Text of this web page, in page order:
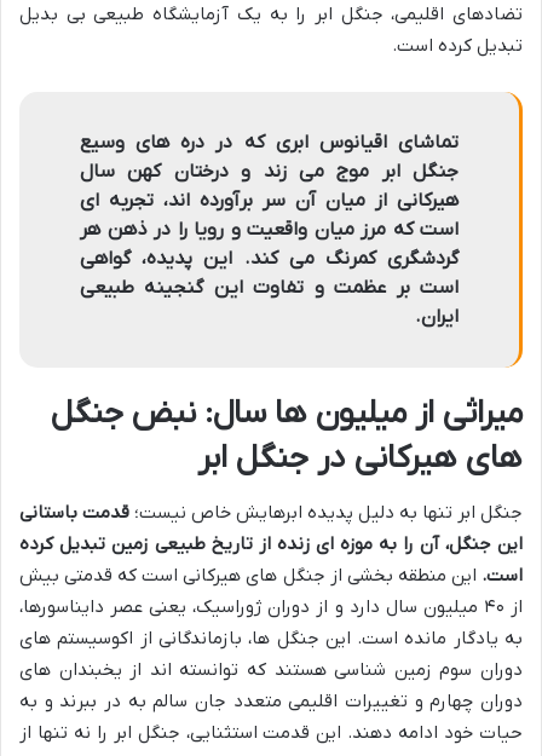
تضادهای اقلیمی، جنگل ابر را به یک آزمایشگاه طبیعی بی بدیل
تبدیل کرده است.
تماشای اقیانوس ابری که در دره های وسیع
جنگل ابر موج می زند و درختان کهن سال
هیرکانی از میان آن سر برآورده اند، تجربه ای
است که مرز میان واقعیت و رویا را در ذهن هر
گردشگری کمرنگ می کند. این پدیده، گواهی
است بر عظمت و تفاوت این گنجینه طبیعی
ایران.
میراثی از میلیون ها سال: نبض جنگل
های هیرکانی در جنگل ابر
جنگل ابر تنها به دلیل پدیده ابرهایش خاص نیست؛ قدمت باستانی
این جنگل، آن را به موزه ای زنده از تاریخ طبیعی زمین تبدیل کرده
است. این منطقه بخشی از جنگل های هیرکانی است که قدمتی بیش
از ۴۰ میلیون سال دارد و از دوران ژوراسیک، یعنی عصر دایناسورها،
به یادگار مانده است. این جنگل ها، بازماندگانی از اکوسیستم های
دوران سوم زمین شناسی هستند که توانسته اند از یخبندان های
دوران چهارم و تغییرات اقلیمی متعدد جان سالم به در ببرند و به
حیات خود ادامه دهند. این قدمت استثنایی، جنگل ابر را نه تنها از